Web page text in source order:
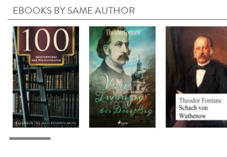
EBOOKS BY SAME AUTHOR